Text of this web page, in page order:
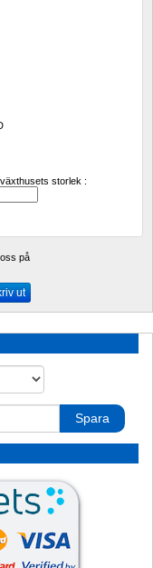
storlek :
på
ut
Spara